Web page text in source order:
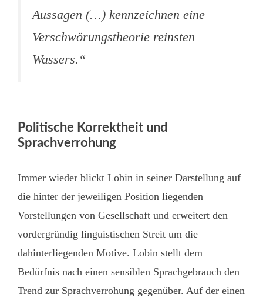
Aussagen (…) kennzeichnen eine
Verschwörungstheorie reinsten
Wassers.“
Politische Korrektheit und
Sprachverrohung
Immer wieder blickt Lobin in seiner Darstellung auf
die hinter der jeweiligen Position liegenden
Vorstellungen von Gesellschaft und erweitert den
vordergründig linguistischen Streit um die
dahinterliegenden Motive. Lobin stellt dem
Bedürfnis nach einen sensiblen Sprachgebrauch den
Trend zur Sprachverrohung gegenüber. Auf der einen